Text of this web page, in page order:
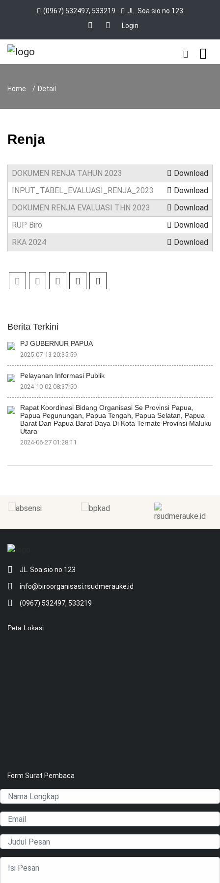
(0967) 532497, 533219
JL. Soa sio no 123
Login
Home Detail
Renja
DOKUMEN RENJA TAHUN 2023
Download
INPUT_TABEL_EVALUASI_RENJA_2023
Download
DOKUMEN RENJA EVALUASI THN 2023
Download
RUP Biro
Download
RKA 2024
Download
Berita Terkini
PJ GUBERNUR PAPUA
2025-07-13 20:35:59
Pelayanan Informasi Publik
2024-10-02 08:37:50
Rapat Koordinasi Bidang Organisasi Se Provinsi Papua,
Papua Pegunungan, Papua Tengah, Papua Selatan, Papua
Barat Dan Papua Barat Daya Di Kota Ternate Provinsi Maluku
Utara
2024-06-27 01:28:11
JL. Soa sio no 123
info@biroorganisasi.rsudmerauke.id
(0967) 532497, 533219
Peta Lokasi
Form Surat Pembaca